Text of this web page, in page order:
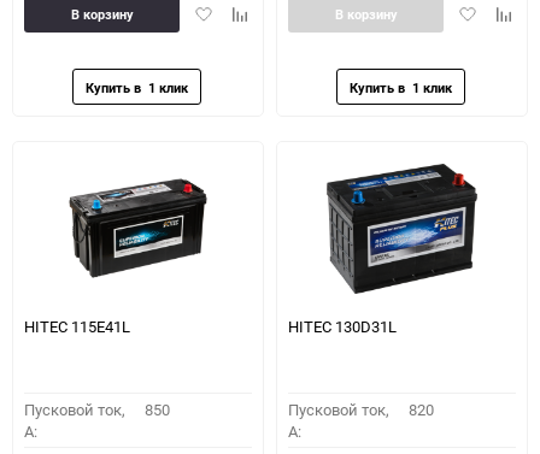
ДобавитьДобавить
В корзину
Добавить
В корзину
HITEC 115E41L
Пусковой ток,
A:
850
HITEC 130D31L
Пусковой ток,
A:
820